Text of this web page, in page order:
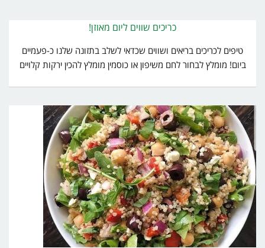
כריכים שווים ליום מאוזן!
טיפים לכריכים בריאים ושווים שכדאי לשלב בתזונה שלנו כ-פעמיים
ביום! מומלץ לבחור לחם משיפון או כוסמין מומלץ להכין ירקות קלויים